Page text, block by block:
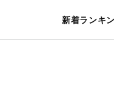
新着ランキ
暮らし ス